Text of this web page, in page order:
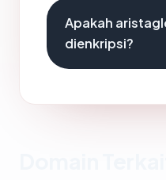
Apakah
dienkripsi?